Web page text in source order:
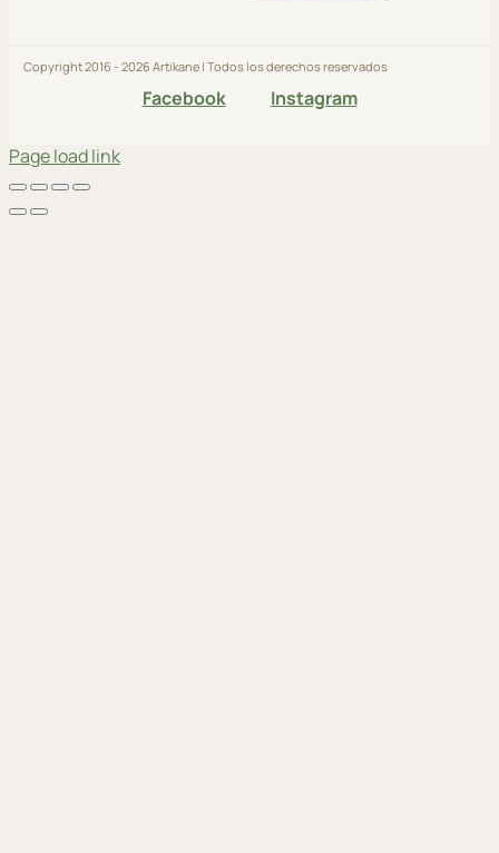
Copyright 2016 - 2026 Artikane | Todos los derechos reservados
Facebook Instagram
Page load link